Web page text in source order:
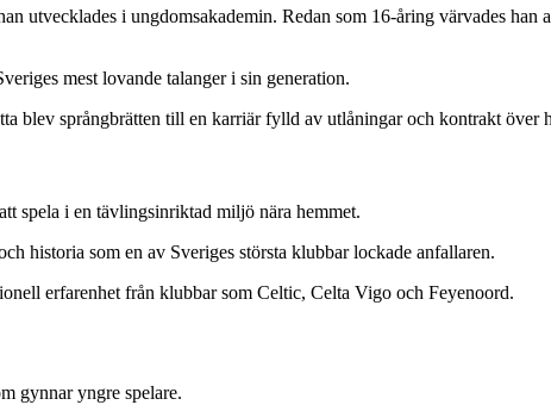
utvecklades i ungdomsakademin. Redan som 16-åring värvades han
mest lovande talanger i sin generation.
blev språngbrätten till en karriär fylld av utlåningar och kontrakt över
spela i en tävlingsinriktad miljö nära hemmet.
historia som en av Sveriges största klubbar lockade anfallaren.
erfarenhet från klubbar som Celtic, Celta Vigo och Feyenoord.
gynnar yngre spelare.